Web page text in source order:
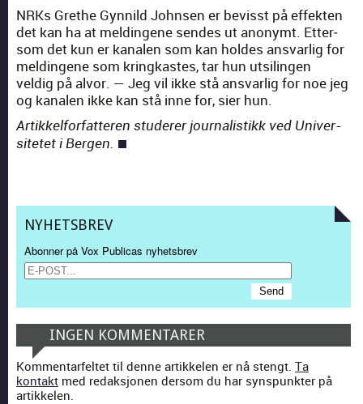
NRKs Grethe Gyn­nild Johnsen er bevisst på effek­ten
det kan ha at meldin­gene sendes ut anonymt. Etter­
som det kun er kanalen som kan holdes ans­varlig for
meldin­gene som kringkastes, tar hun utsilin­gen
veldig på alvor. — Jeg vil ikke stå ans­varlig for noe jeg
og kanalen ikke kan stå inne for, sier hun.
Artikkelfor­fat­teren stud­er­er jour­nal­is­tikk ved Uni­ver­
sitetet i Bergen.
NYHETSBREV
Abonner på Vox Publicas nyhetsbrev
INGEN KOMMENTARER
Kommentarfeltet til denne artikkelen er nå stengt. Ta
kontakt med redaksjonen dersom du har synspunkter på
artikkelen.